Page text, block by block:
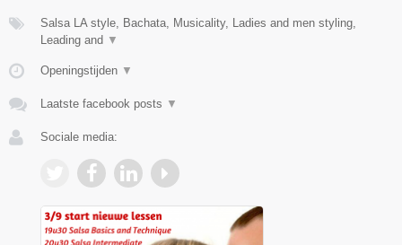
Salsa LA style, Bachata, Musicality, Ladies and men styling,
Leading and ▼
Openingstijden ▼
Laatste facebook posts ▼
Sociale media: